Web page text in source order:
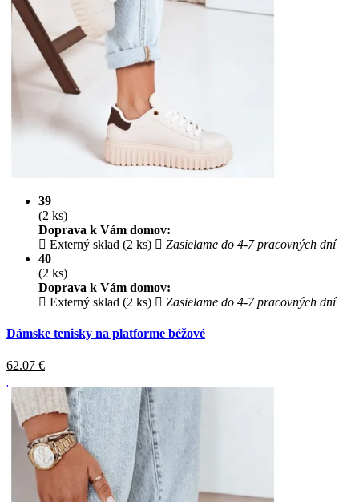
39
(2 ks)
Doprava k Vám domov:
Externý sklad (2 ks)
Zasielame do 4-7 pracovných dní
40
(2 ks)
Doprava k Vám domov:
Externý sklad (2 ks)
Zasielame do 4-7 pracovných dní
Dámske tenisky na platforme béžové
62.07 €